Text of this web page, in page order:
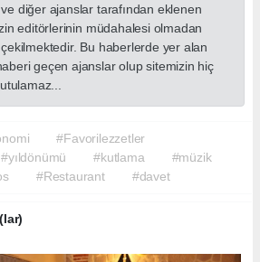
diğer ajanslar tarafından eklenen
editörlerinin müdahalesi olmadan
Bu haberlerde yer alan
geçen ajanslar olup sitemizin hiç
#Favorilezzetler
#yıldönümü #kutlama
#müzik
#Restaurant #davet